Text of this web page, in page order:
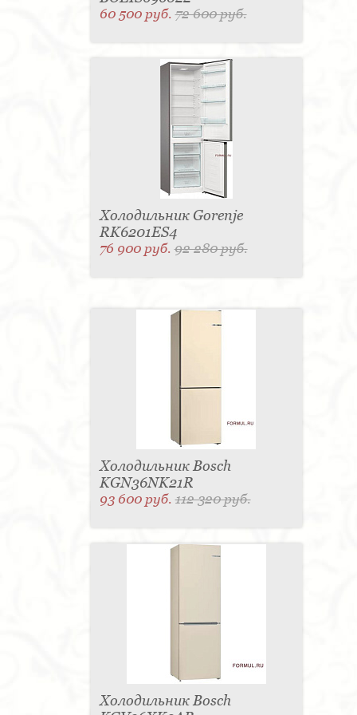
60 500 руб.72 600 руб.
Холодильник Gorenje
RK6201ES4
76 900 руб.92 280 руб.
Холодильник Bosch
KGN36NK21R
93 600 руб.112 320 руб.
Холодильник Bosch